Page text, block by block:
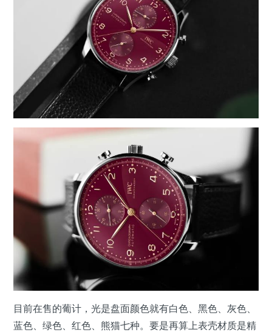
目前在售的葡计，光是盘面颜色就有白色、黑色、灰色、
蓝色、绿色、红色、熊猫七种。要是再算上表壳材质是精